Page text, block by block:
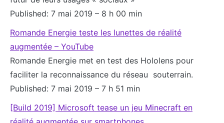
Published: 7 mai 2019 – 8 h 00 min
Romande Energie teste les lunettes de réalité
augmentée – YouTube
Romande Energie met en test des Hololens pour
faciliter la reconnaissance du réseau souterrain.
Published: 7 mai 2019 – 7 h 51 min
[Build 2019] Microsoft tease un jeu Minecraft en